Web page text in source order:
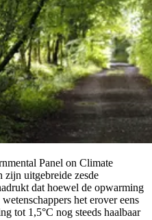
Panel on Climate
zijn uitgebreide zesde
dat hoewel de opwarming
het erover eens
tot 1,5°C nog steeds haalbaar